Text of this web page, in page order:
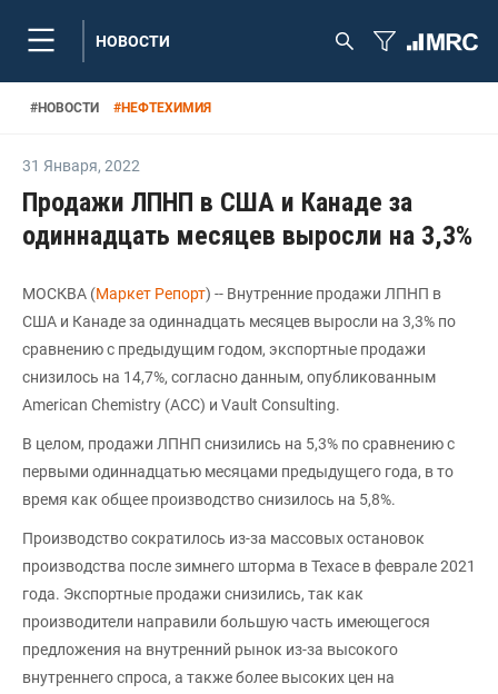
НОВОСТИ
#НОВОСТИ #НЕФТЕХИМИЯ
31 Января, 2022
Продажи ЛПНП в США и Канаде за
одиннадцать месяцев выросли на 3,3%
МОСКВА (Маркет Репорт) -- Внутренние продажи ЛПНП в
США и Канаде за одиннадцать месяцев выросли на 3,3% по
сравнению с предыдущим годом, экспортные продажи
снизилось на 14,7%, согласно данным, опубликованным
American Chemistry (ACC) и Vault Consulting.
В целом, продажи ЛПНП снизились на 5,3% по сравнению с
первыми одиннадцатью месяцами предыдущего года, в то
время как общее производство снизилось на 5,8%.
Производство сократилось из-за массовых остановок
производства после зимнего шторма в Техасе в феврале 2021
года. Экспортные продажи снизились, так как
производители направили большую часть имеющегося
предложения на внутренний рынок из-за высокого
внутреннего спроса, а также более высоких цен на